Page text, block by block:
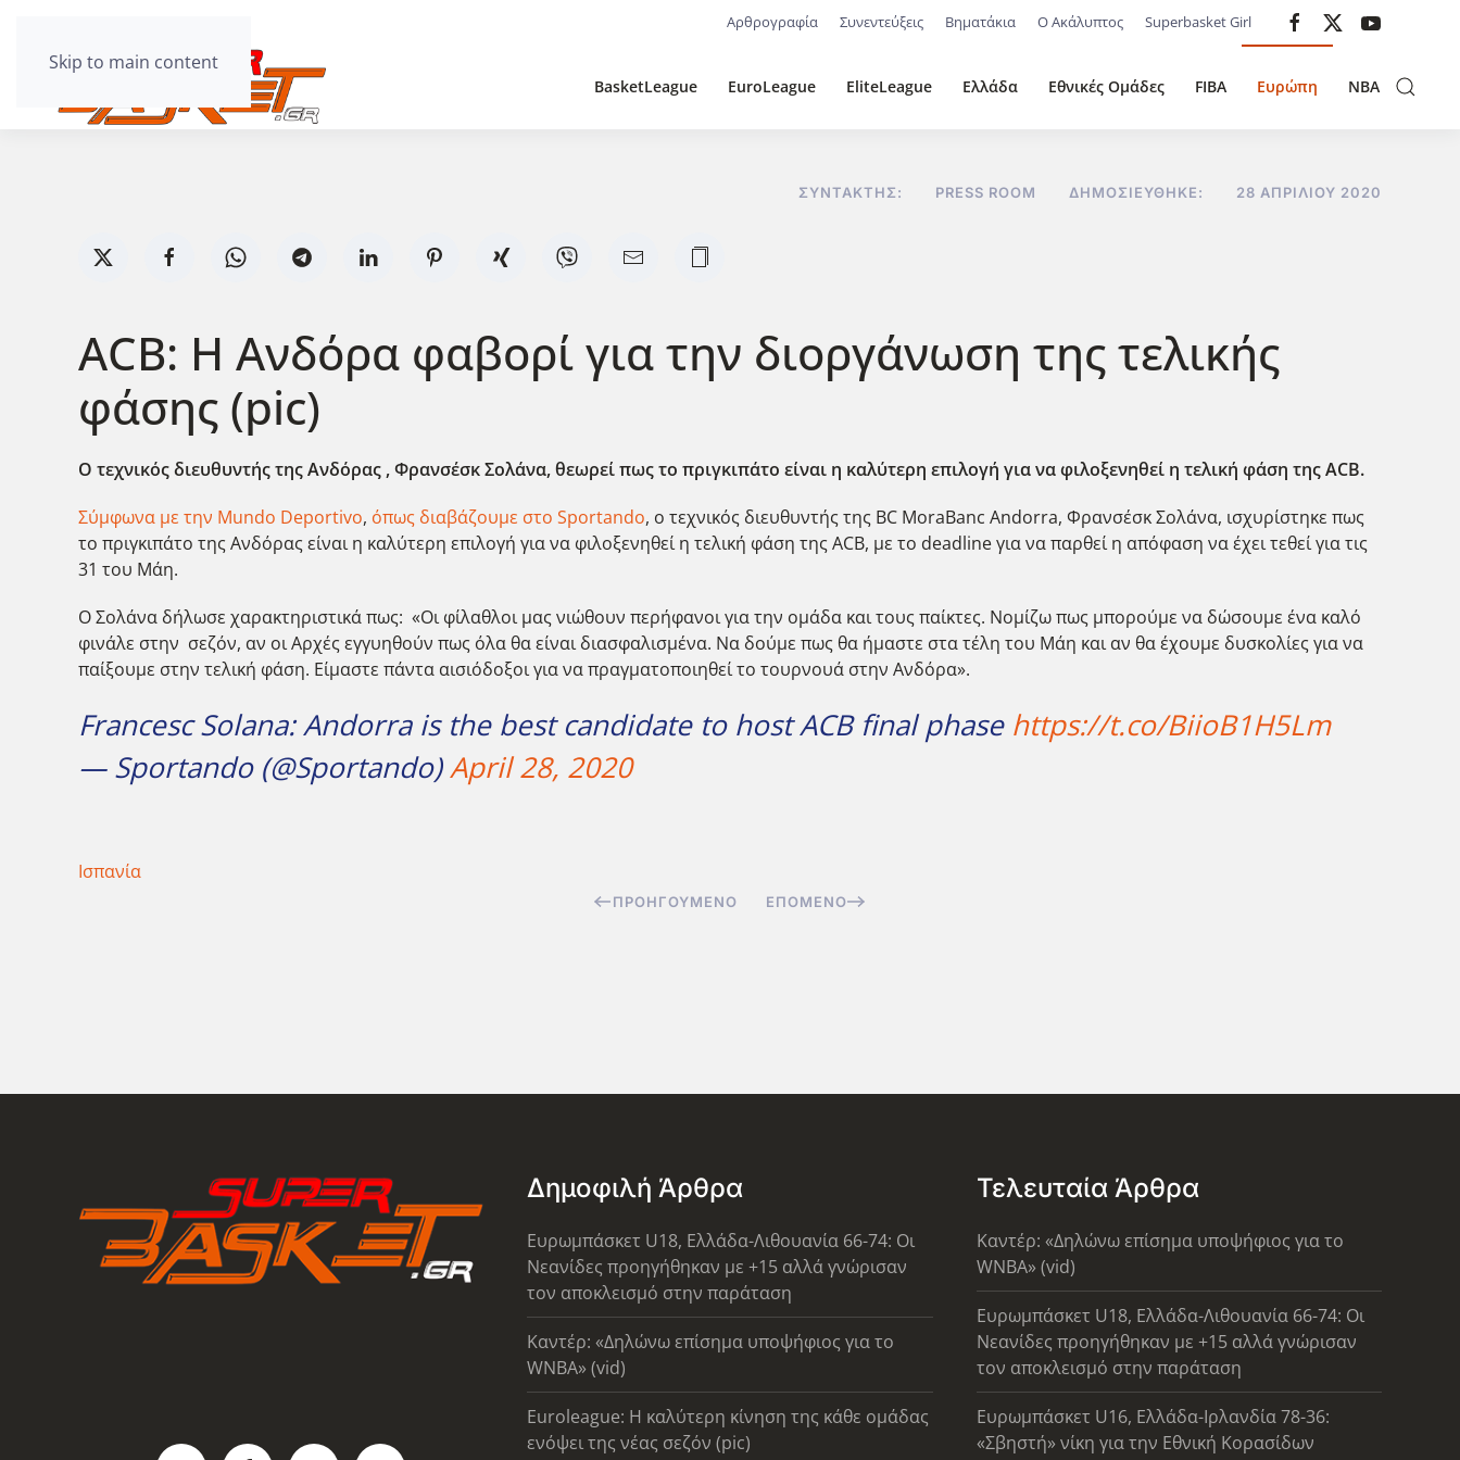
Skip to main content
Αρθρογραφία Συνεντεύξεις Βηματάκια Ο Ακάλυπτος Superbasket Girl
BasketLeague EuroLeague EliteLeague Ελλάδα Εθνικές Ομάδες FIBA Ευρώπη NBA
ΣΥΝΤΆΚΤΗΣ: PRESS ROOM ΔΗΜΟΣΙΕΎΘΗΚΕ: 28 ΑΠΡΙΛΊΟΥ 2020
ACB: Η Ανδόρα φαβορί για την διοργάνωση της τελικής
φάσης (pic)
Ο τεχνικός διευθυντής της Ανδόρας , Φρανσέσκ Σολάνα, θεωρεί πως το πριγκιπάτο είναι η καλύτερη επιλογή για να φιλοξενηθεί η τελική φάση της ACB.
Σύμφωνα με την Mundo Deportivo, όπως διαβάζουμε στο Sportando, ο τεχνικός διευθυντής της BC MoraBanc Andorra, Φρανσέσκ Σολάνα, ισχυρίστηκε πως
το πριγκιπάτο της Ανδόρας είναι η καλύτερη επιλογή για να φιλοξενηθεί η τελική φάση της ACB, με το deadline για να παρθεί η απόφαση να έχει τεθεί για τις
31 του Μάη.
Ο Σολάνα δήλωσε χαρακτηριστικά πως: «Οι φίλαθλοι μας νιώθουν περήφανοι για την ομάδα και τους παίκτες. Νομίζω πως μπορούμε να δώσουμε ένα καλό
φινάλε στην σεζόν, αν οι Αρχές εγγυηθούν πως όλα θα είναι διασφαλισμένα. Να δούμε πως θα ήμαστε στα τέλη του Μάη και αν θα έχουμε δυσκολίες για να
παίξουμε στην τελική φάση. Είμαστε πάντα αισιόδοξοι για να πραγματοποιηθεί το τουρνουά στην Ανδόρα».
Francesc Solana: Andorra is the best candidate to host ACB final phase https://t.co/BiioB1H5Lm
— Sportando (@Sportando)April 28, 2020
Ισπανία
ΠΡΟΗΓΟΎΜΕΝΟ ΕΠΌΜΕΝΟ
Δημοφιλή Άρθρα
Ευρωμπάσκετ U18, Ελλάδα-Λιθουανία 66-74: Οι
Νεανίδες προηγήθηκαν με +15 αλλά γνώρισαν
τον αποκλεισμό στην παράταση
Καντέρ: «Δηλώνω επίσημα υποψήφιος για το
WNBA» (vid)
Euroleague: Η καλύτερη κίνηση της κάθε ομάδας
ενόψει της νέας σεζόν (pic)
Τελευταία Άρθρα
Καντέρ: «Δηλώνω επίσημα υποψήφιος για το
WNBA» (vid)
Ευρωμπάσκετ U18, Ελλάδα-Λιθουανία 66-74: Οι
Νεανίδες προηγήθηκαν με +15 αλλά γνώρισαν
τον αποκλεισμό στην παράταση
Ευρωμπάσκετ U16, Ελλάδα-Ιρλανδία 78-36:
«Σβηστή» νίκη για την Εθνική Κορασίδων